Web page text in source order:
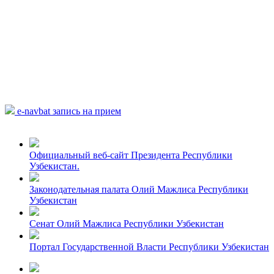
e-navbat запись на прием
Официальный веб-сайт Президента Республики
Узбекистан.
Законодательная палата Олий Мажлиса Республики
Узбекистан
Сенат Олий Мажлиса Республики Узбекистан
Портал Государственной Власти Республики Узбекистан